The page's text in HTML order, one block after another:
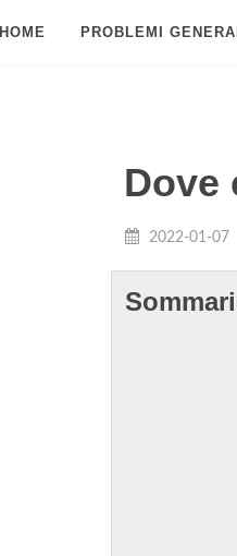
PROBLEMI
Dove
2022-01-07